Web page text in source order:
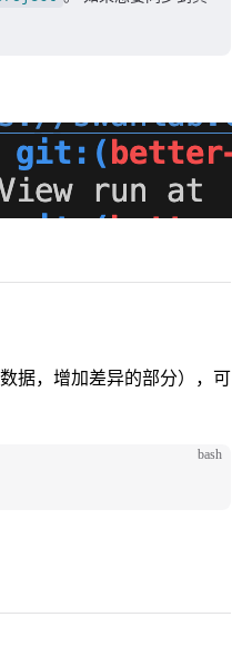
据，增加差异的部分），可
bash